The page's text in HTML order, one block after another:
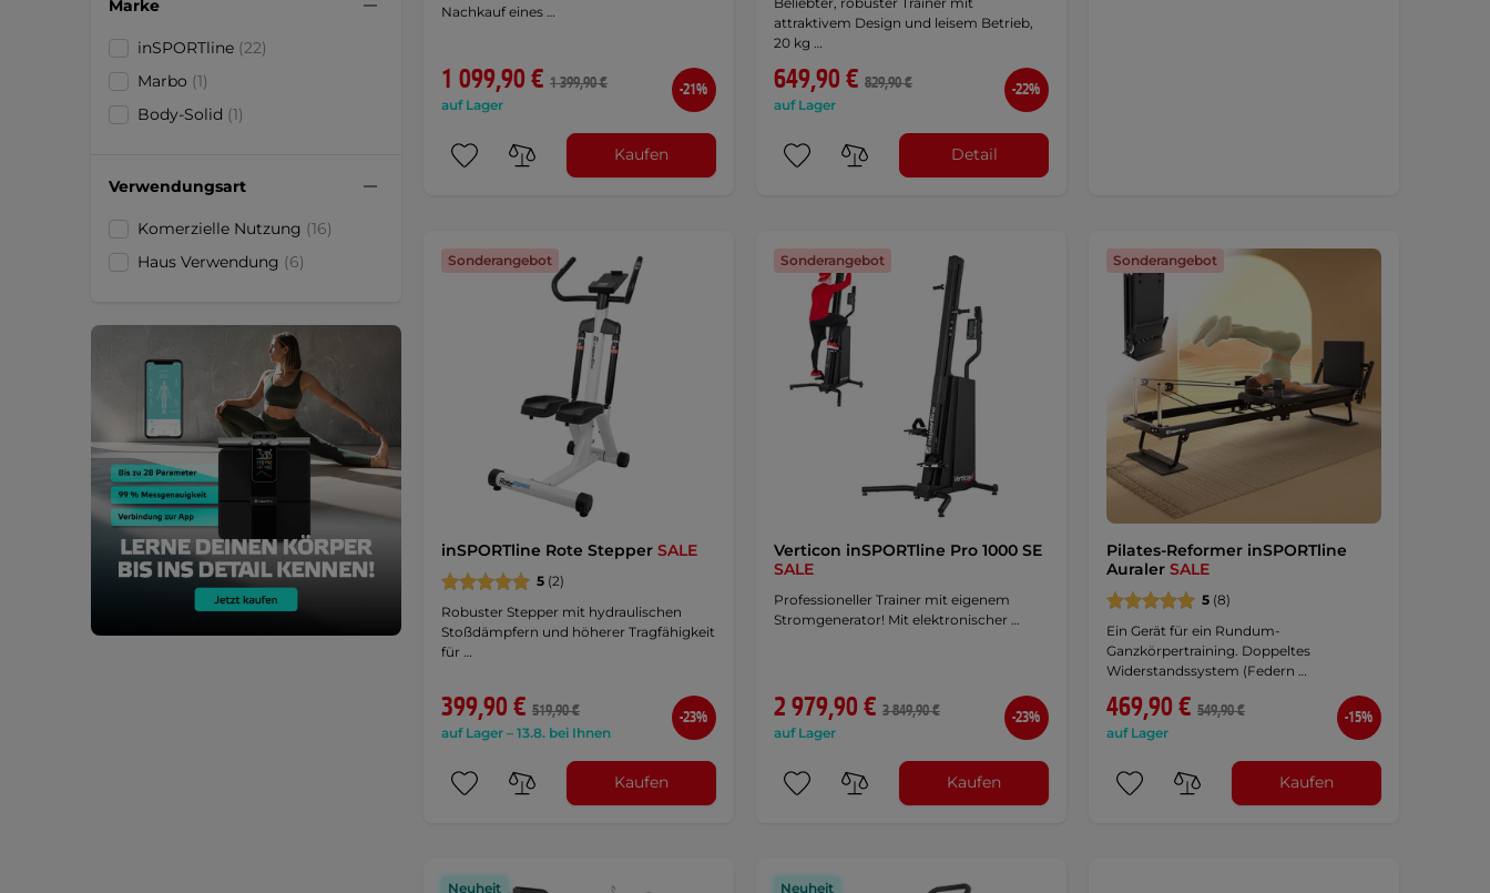
Marke
inSPORTline (22)
Marbo (1)
Body-Solid (1)
Verwendungsart
Komerzielle Nutzung (16)
Haus Verwendung (6)
Nachkauf eines …
1 099,90 € 1 399,90 €
auf Lager
-21%
Kaufen
attraktivem Design und leisem Betrieb,
20 kg …
649,90 € 829,90 €
auf Lager
-22%
Detail
Sonderangebot
inSPORTline Rote Stepper SALE
5 (2)
Robuster Stepper mit hydraulischen
Stoßdämpfern und höherer Tragfähigkeit
für …
399,90 € 519,90 €
auf Lager – 13.8. bei Ihnen
-23%
Kaufen
Sonderangebot
Verticon inSPORTline Pro 1000 SE
SALE
Professioneller Trainer mit eigenem
Stromgenerator! Mit elektronischer …
2 979,90 € 3 849,90 €
auf Lager
-23%
Kaufen
Sonderangebot
Pilates-Reformer inSPORTline
Auraler SALE
5(8)
Ein Gerät für ein Rundum-
Ganzkörpertraining. Doppeltes
Widerstandssystem (Federn …
469,90 € 549,90 €
auf Lager
-15%
Kaufen
Neuheit Neuheit